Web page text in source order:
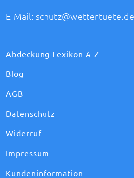
E-Mail: schutz@wettertuete.de
Abdeckung Lexikon A-Z
Blog
AGB
Datenschutz
Widerruf
Impressum
Kundeninformation